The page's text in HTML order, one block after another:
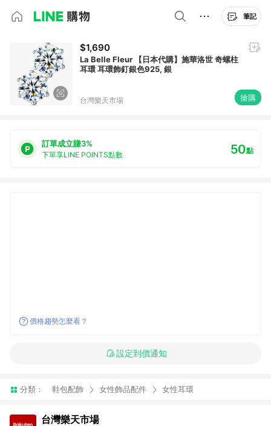
筆記
$1,690
La Belle Fleur 【日本代購】施華洛世 奇螺柱
耳環 耳環飾釘銀色925, 銀
台灣樂天市場 搶購
訂單成立賺3%
下單享LINE POINTS點數 50點
價格趨勢怎麼看？
設定到價通知
分類： 鞋包配飾 女性飾品配件 女性耳環
台灣樂天市場